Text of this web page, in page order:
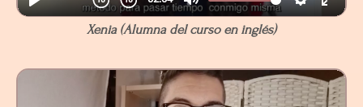
Xenia (Alumna del curso en inglés)